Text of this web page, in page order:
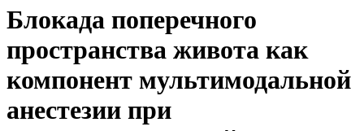
Блокада поперечного
пространства живота как
компонент мультимодальной
анестезии при